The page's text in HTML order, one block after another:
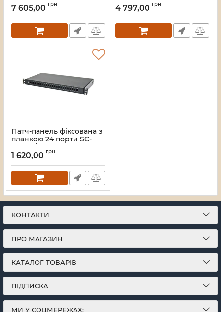
паяльник, Box
Артикул:7503
7 605,00 грн 4 797,00 грн
Патч-панель фіксована з
планкою 24 порти SC-
Simpl./LC-Dupl., пуста,
каб.вводи для
Артикул:UA-FOPFP24SCS-B
1 620,00 грн
КОНТАКТИ
ПРО МАГАЗИН
КАТАЛОГ ТОВАРІВ
ПІДПИСКА
МИ У СОЦМЕРЕЖАХ: